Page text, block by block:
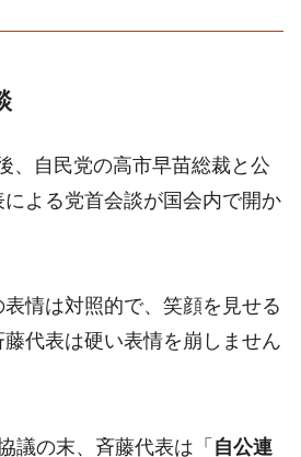
、自民党の高市早苗総裁と公
よる党首会談が国会内で開か
情は対照的で、笑顔を見せる
代表は硬い表情を崩しません
議の末、斉藤代表は「 自公連